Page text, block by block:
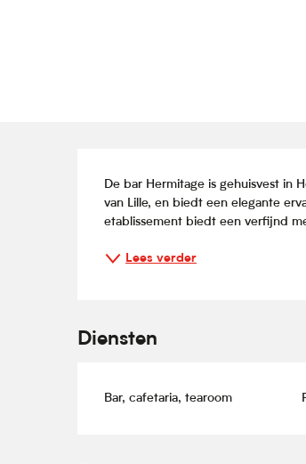
Beschrijving
De bar Hermitage is gehuisvest in
van Lille, en biedt een elegante
etablissement biedt een verfijnd
Lees verder
Diensten
Bar, cafetaria, tearoom